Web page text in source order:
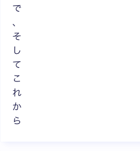
で
、
そ
し
て
こ
れ
か
ら